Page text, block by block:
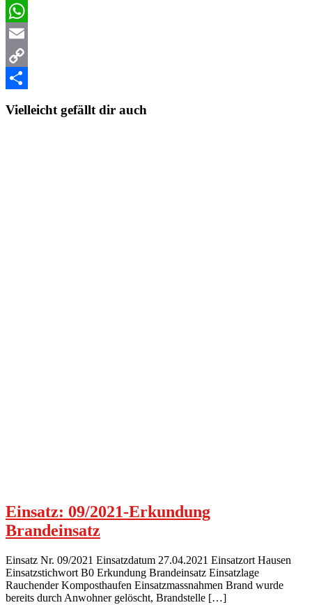
Facebook
WhatsApp
Email
Copy
Vielleicht gefällt dir auch
Einsatz: 09/2021-Erkundung
Brandeinsatz
Einsatz Nr. 09/2021 Einsatzdatum 27.04.2021 Einsatzort Hausen
Einsatzstichwort B0 Erkundung Brandeinsatz Einsatzlage
Rauchender Komposthaufen Einsatzmassnahmen Brand wurde
bereits durch Anwohner gelöscht, Brandstelle […]